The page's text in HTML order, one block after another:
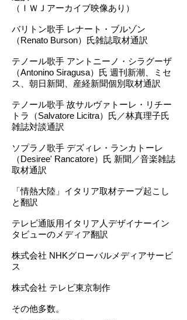
（ＩＷＪアーカイブ映像あり）
バリトン歌手 レナート・ブルゾン
（Renato Burson）氏雑誌取材通訳
テノール歌手 アントニーノ・シラグーザ
（Antonino Siragusa）氏 週刊新潮、ミセ
ス、朝日新聞、産経新聞個別取材通訳
テノール歌手 故サルヴァトーレ・リチー
トラ（Salvatore Licitra）氏／林真理子氏
雑誌対談通訳
ソプラノ歌手 デズィレ・ランカトーレ
（Desiree' Rancatore）氏 新聞／音楽雑誌
取材通訳
「情熱大陸」イタリア取材テープ起こし
と翻訳
テレビ通販用イタリア人デザイナーイン
タビューのメディア翻訳
株式会社 NHKグローバルメディアサービ
ス
株式会社 テレビ東京制作
その他多数。